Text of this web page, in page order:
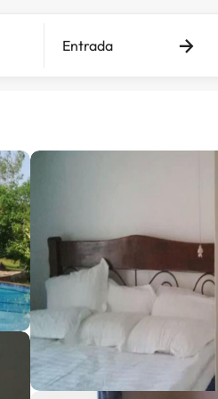
Entrada